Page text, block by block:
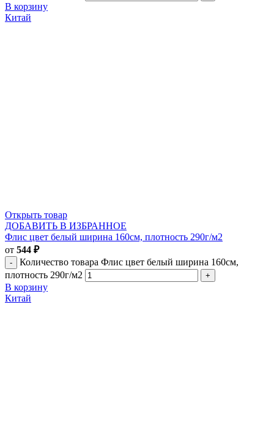
В корзину
Китай
Открыть товар
ДОБАВИТЬ В ИЗБРАННОЕ
Флис цвет белый ширина 160см, плотность 290г/м2
от 544 ₽
Количество товара Флис цвет белый ширина 160см,
плотность 290г/м2
В корзину
Китай